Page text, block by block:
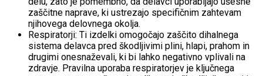
zaščitne naprave, ki ustrezajo specifičnim zahtevam
njihovega delovnega okolja.
Respiratorji: Ti izdelki omogočajo zaščito dihalnega
sistema delavca pred škodljivimi plini, hlapi, prahom in
drugimi onesnaževali, ki bi lahko negativno vplivali na
zdravje. Pravilna uporaba respiratorjev je ključnega